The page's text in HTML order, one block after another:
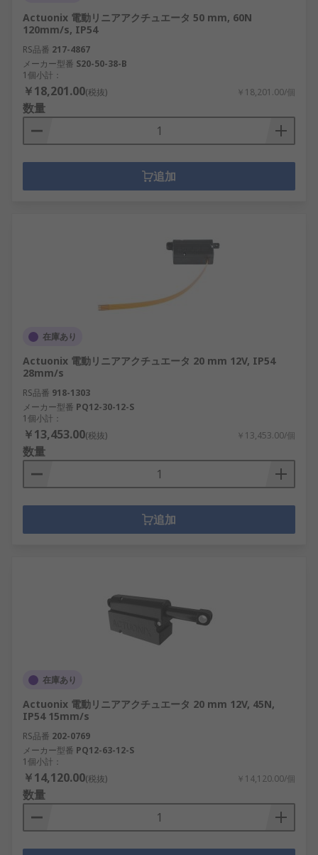
Actuonix 電動リニアアクチュエータ 50 mm, 60N
120mm/s, IP54
RS品番 217-4867
メーカー型番 S20-50-38-B
1個小計：
￥18,201.00(税抜) ￥18,201.00/個
数量
追加
在庫あり
Actuonix 電動リニアアクチュエータ 20 mm 12V, IP54
28mm/s
RS品番 918-1303
メーカー型番 PQ12-30-12-S
1個小計：
￥13,453.00(税抜) ￥13,453.00/個
数量
追加
在庫あり
Actuonix 電動リニアアクチュエータ 20 mm 12V, 45N,
IP54 15mm/s
RS品番 202-0769
メーカー型番 PQ12-63-12-S
1個小計：
￥14,120.00(税抜) ￥14,120.00/個
数量